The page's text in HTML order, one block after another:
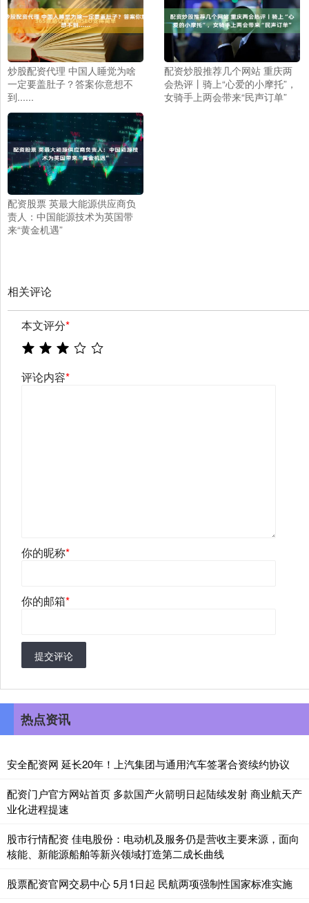
炒股配资代理 中国人睡觉为啥
一定要盖肚子？答案你意想不
到......
配资炒股推荐几个网站 重庆两
会热评丨骑上“心爱的小摩托”，
女骑手上两会带来“民声订单”
配资股票 英最大能源供应商负
责人：中国能源技术为英国带
来“黄金机遇”
相关评论
本文评分*
评论内容*
你的昵称*
你的邮箱*
提交评论
热点资讯
安全配资网 延长20年！上汽集团与通用汽车签署合资续约协议
配资门户官方网站首页 多款国产火箭明日起陆续发射 商业航天产
业化进程提速
股市行情配资 佳电股份：电动机及服务仍是营收主要来源，面向
核能、新能源船舶等新兴领域打造第二成长曲线
股票配资官网交易中心 5月1日起 民航两项强制性国家标准实施